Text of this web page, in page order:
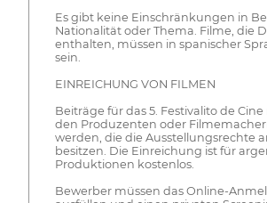
Es gibt keine Einschränkungen in
Nationalität oder Thema. Filme, die
enthalten, müssen in spanischer
sein.
EINREICHUNG VON FILMEN
Beiträge für das 5. Festivalito de
den Produzenten oder
werden, die die Ausstellungsrechte
besitzen. Die Einreichung ist für
Produktionen kostenlos.
Bewerber müssen das Online-